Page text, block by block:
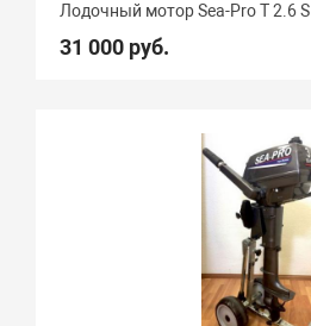
Количество цилиндров
Объем двигателя, куб. см.
Лодочный мотор Sea-Pro Т 2.6 S
31 000 руб.